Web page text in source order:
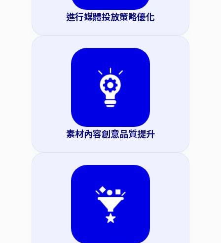
進行媒體投放策略優化
素材內容創意品質提升